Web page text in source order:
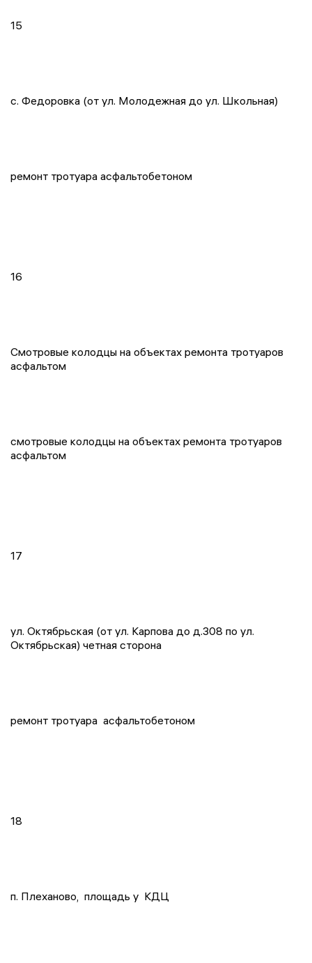
15
с. Федоровка (от ул. Молодежная до ул. Школьная)
ремонт тротуара асфальтобетоном
16
Смотровые колодцы на объектах ремонта тротуаров
асфальтом
смотровые колодцы на объектах ремонта тротуаров
асфальтом
17
ул. Октябрьская (от ул. Карпова до д.308 по ул.
Октябрьская) четная сторона
ремонт тротуара асфальтобетоном
18
п. Плеханово, площадь у КДЦ